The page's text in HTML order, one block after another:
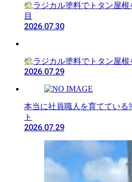
ラジカル塗料でトタン屋
目
2026.07.30
ラジカル塗料でトタン屋
2026.07.29
本当に社員職人を育てている
ト
2026.07.29